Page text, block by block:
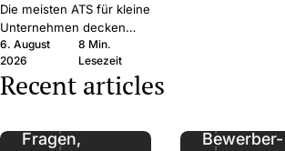
Die meisten ATS für kleine
Unternehmen decken
dieselben Grundfunktionen
ab. Entscheidend sind
Reichweite, Preis und
6. August
2026
8 Min.
Lesezeit
Recent articles
Fragen,
Bewerber-